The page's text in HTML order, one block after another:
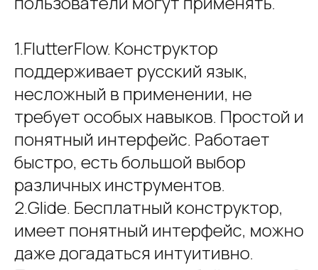
1.FlutterFlow. Конструктор
поддерживает русский язык,
несложный в применении, не
требует особых навыков. Простой и
понятный интерфейс. Работает
быстро, есть большой выбор
различных инструментов.
2.Glide. Бесплатный конструктор,
имеет понятный интерфейс, можно
даже догадаться интуитивно.